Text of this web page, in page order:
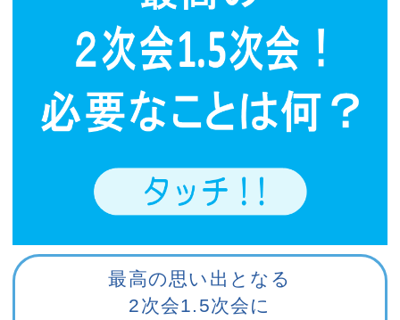
最高の思い出となる
2次会1.5次会に